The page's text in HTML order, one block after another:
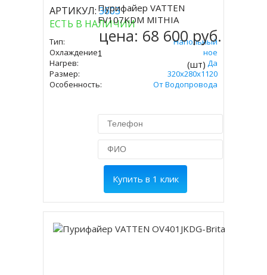
АРТИКУЛ:3603
ЕСТЬ В НАЛИЧИИ
Тип:
Напольный
Охлаждение:
Компрессорное
Нагрев:
Да
Размер:
320х280х1120
Особенность:
От Водопровода
Купить
Пурифайер VATTEN
FV107KDM MITHIA
цена: 68 600 руб.
(шт)
Купить в 1 клик